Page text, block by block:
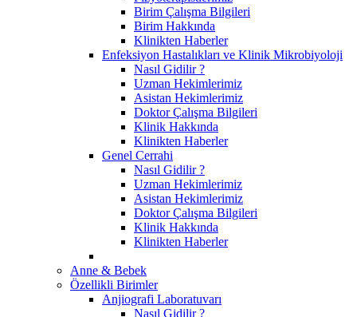
Birim Çalışma Bilgileri
Birim Hakkında
Klinikten Haberler
Enfeksiyon Hastalıkları ve Klinik Mikrobiyoloji
Nasıl Gidilir ?
Uzman Hekimlerimiz
Asistan Hekimlerimiz
Doktor Çalışma Bilgileri
Klinik Hakkında
Klinikten Haberler
Genel Cerrahi
Nasıl Gidilir ?
Uzman Hekimlerimiz
Asistan Hekimlerimiz
Doktor Çalışma Bilgileri
Klinik Hakkında
Klinikten Haberler
Anne & Bebek
Özellikli Birimler
Anjiografi Laboratuvarı
Nasıl Gidilir ?